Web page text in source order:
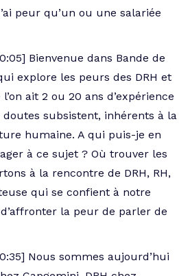
peur qu’un ou une salariée
Bienvenue dans Bande de
explore les peurs des DRH et
ait 2 ou 20 ans d’expérience
subsistent, inhérents à la
humaine. A qui puis-je en
à ce sujet ? Où trouver les
à la rencontre de DRH, RH,
qui se confient à notre
la peur de parler de
Nous sommes aujourd’hui